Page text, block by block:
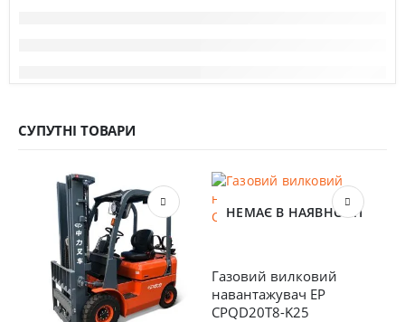
СУПУТНІ ТОВАРИ
НЕМАЄ В НАЯВНОСТІ
Газовий вилковий
навантажувач EP
CPQD20T8-K25